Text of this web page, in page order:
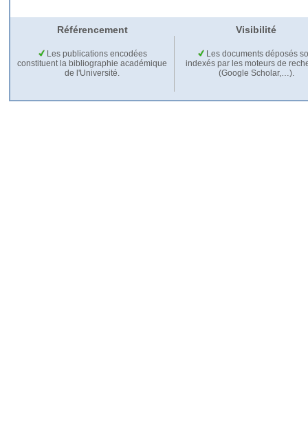
Référencement Visibilité
Les publications encodées
constituent la bibliographie académique
de l'Université.
Les documents déposés
indexés par les moteurs de
(Google Scholar,…).